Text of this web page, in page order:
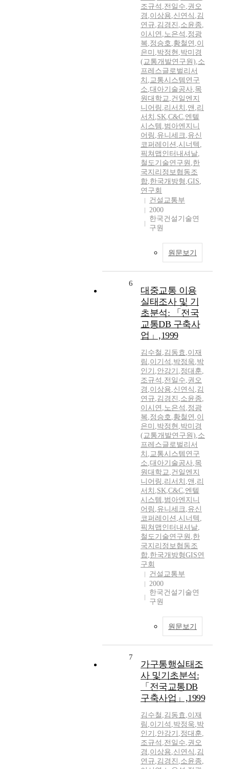
조규석 ,전일수,권오
경 ,이상용,신연식 ,김
연규,김경진 ,소윤종,
이시연 ,노은석 ,정광
복,정승호,황철연 ,이
은미 ,박정현 ,박미경
(교통개발연구원),소
프레스글로벌리서
치 ,교통시스템연구
소,대아기술공사,목
원대학교,건일엔지
니어링 ,리서치 ,앤 ,리
서치 ,SK,C&C,엔텔
시스템 ,범아엔지니
어링 ,유니세크,유신
코퍼레이션 ,시너텍 ,
픽쳐맵인터내셔날,
철도기술연구원 ,한
국지리정보협동조
합,한국개방형 ,GIS,
연구회
건설교통부
2000
한국건설기술연
구원
원문보기
6
대중교통 이용
실태조사 및 기
초분석: 「전국
교통DB 구축사
업」,1999
김수철 ,김동효 ,이재
림 ,이기석 ,박정욱,박
인기 ,안강기 ,정대훈,
조규석 ,전일수,권오
경 ,이상용,신연식 ,김
연규,김경진 ,소윤종,
이시연 ,노은석 ,정광
복,정승호,황철연 ,이
은미 ,박정현 ,박미경
(교통개발연구원),소
프레스글로벌리서
치 ,교통시스템연구
소,대아기술공사,목
원대학교,건일엔지
니어링 ,리서치 ,앤 ,리
서치 ,SK,C&C,엔텔
시스템 ,범아엔지니
어링 ,유니세크,유신
코퍼레이션 ,시너텍 ,
픽쳐맵인터내셔날,
철도기술연구원 ,한
국지리정보협동조
합,한국개방형GIS연
구회
건설교통부
2000
한국건설기술연
구원
원문보기
7
가구통행실태조
사 및기초분석:
「전국교통DB
구축사업」,1999
김수철 ,김동효 ,이재
림 ,이기석 ,박정욱,박
인기 ,안강기 ,정대훈,
조규석 ,전일수,권오
경 ,이상용,신연식 ,김
연규,김경진 ,소윤종,